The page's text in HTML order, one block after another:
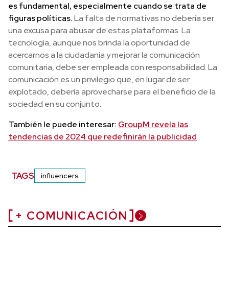
es fundamental, especialmente cuando se trata de
figuras políticas.La falta de normativas no debería ser
una excusa para abusar de estas plataformas. La
tecnología, aunque nos brinda la oportunidad de
acercarnos a la ciudadanía y mejorar la comunicación
comunitaria, debe ser empleada con responsabilidad. La
comunicación es un privilegio que, en lugar de ser
explotado, debería aprovecharse para el beneficio de la
sociedad en su conjunto.
También le puede interesar: GroupM revela las
tendencias de 2024 que redefinirán la publicidad
TAGS influencers
+ COMUNICACIÓN